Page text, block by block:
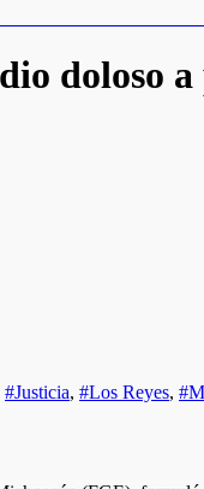
doloso a
#Justicia, #Los Reyes,